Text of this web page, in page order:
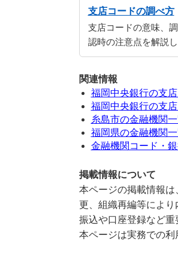
支店コードの調べ方
支店コードの意味、
認時の注意点を解説し
関連情報
福岡中央銀行の支
福岡中央銀行の支
糸島市の金融機関
福岡県の金融機関
金融機関コード・
掲載情報について
本ページの掲載情報
更、組織再編等により
振込や口座登録など重
本ページは実務での利